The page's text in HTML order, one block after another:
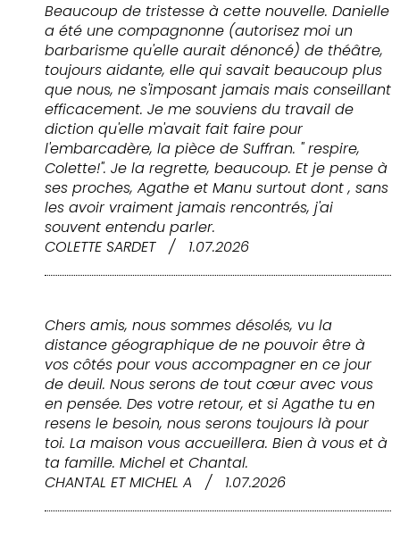
Beaucoup de tristesse à cette nouvelle. Danielle
a été une compagnonne (autorisez moi un
barbarisme qu'elle aurait dénoncé) de théâtre,
toujours aidante, elle qui savait beaucoup plus
que nous, ne s'imposant jamais mais conseillant
efficacement. Je me souviens du travail de
diction qu'elle m'avait fait faire pour
l'embarcadère, la pièce de Suffran. " respire,
Colette!". Je la regrette, beaucoup. Et je pense à
ses proches, Agathe et Manu surtout dont , sans
les avoir vraiment jamais rencontrés, j'ai
souvent entendu parler.
COLETTE SARDET
/ 1.07.2026
Chers amis, nous sommes désolés, vu la
distance géographique de ne pouvoir être à
vos côtés pour vous accompagner en ce jour
de deuil. Nous serons de tout cœur avec vous
en pensée. Des votre retour, et si Agathe tu en
resens le besoin, nous serons toujours là pour
toi. La maison vous accueillera. Bien à vous et à
ta famille. Michel et Chantal.
CHANTAL ET MICHEL A
/ 1.07.2026